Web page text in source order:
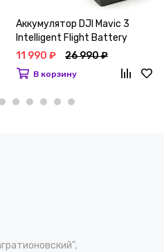
Аккумулятор DJI Mavic 3
Intelligent Flight Battery
11 990 ₽
26 990 ₽
В корзину